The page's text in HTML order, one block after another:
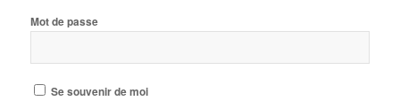
Mot de passe
Se souvenir de moi